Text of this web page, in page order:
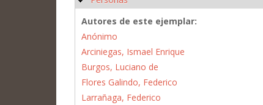
Autores de este ejemplar:
Anónimo
Arciniegas, Ismael Enrique
Burgos, Luciano de
Flores Galindo, Federico
Larrañaga, Federico